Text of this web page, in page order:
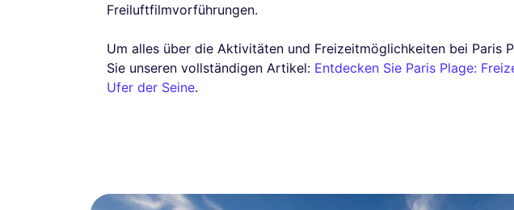
Freiluftfilmvorführungen.
Um alles über die Aktivitäten und Freizeitmöglichkeiten bei Paris
Sie unseren vollständigen Artikel: Entdecken Sie Paris Plage:
Ufer der Seine.